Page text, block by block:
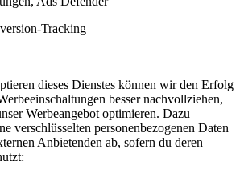
Tracking
dieses Dienstes können wir den Erfolg
besser nachvollziehen,
Werbeangebot optimieren. Dazu
verschlüsselten personenbezogenen Daten
Anbietenden ab, sofern du deren